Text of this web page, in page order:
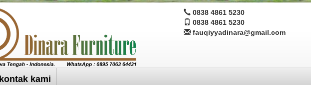
0838 4861 5230
0838 4861 5230
fauqiyyadinara@gmail.com
kontak kami